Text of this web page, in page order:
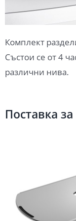
Комплект
Състои се от 4
различни нива.
Поставка